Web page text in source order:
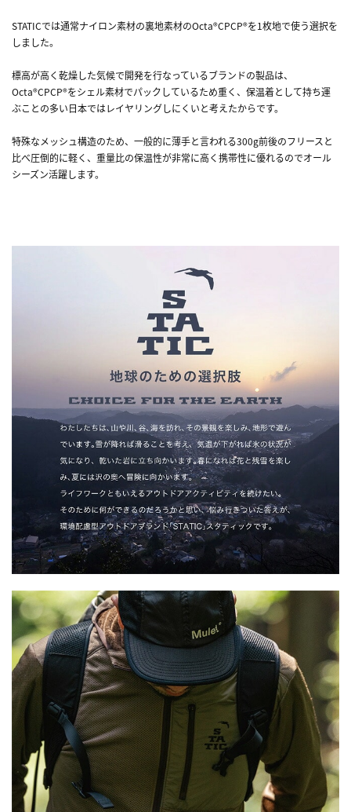
STATICでは通常ナイロン素材の裏地素材のOcta®CPCP®を1枚地で使う選択を
しました。
標高が高く乾燥した気候で開発を行なっているブランドの製品は、
Octa®CPCP®をシェル素材でパックしているため重く、保温着として持ち運
ぶことの多い日本ではレイヤリングしにくいと考えたからです。
特殊なメッシュ構造のため、一般的に薄手と言われる300g前後のフリースと
比べ圧倒的に軽く、重量比の保温性が非常に高く携帯性に優れるのでオール
シーズン活躍します。